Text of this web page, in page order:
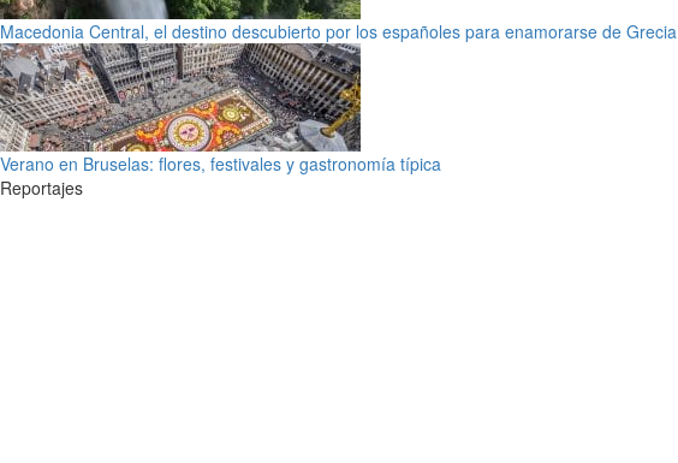
Macedonia Central, el destino descubierto por los españoles para enamorarse de Grecia
Verano en Bruselas: flores, festivales y gastronomía típica
Reportajes